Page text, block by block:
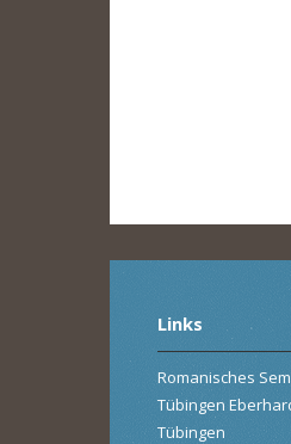
Links
Romanisches
Tübingen
Tübingen